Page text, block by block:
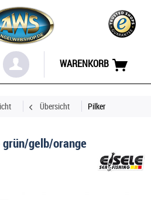
WARENKORB
Übersicht Pilker
gelb/orange